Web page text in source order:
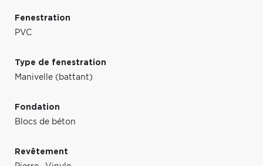
Fenestration
PVC
Type de fenestration
Manivelle (battant)
Fondation
Blocs de béton
Revêtement